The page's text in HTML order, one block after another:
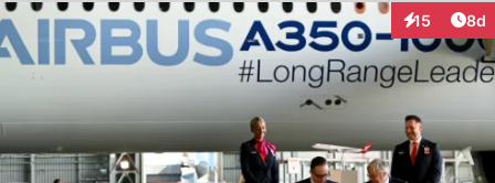
15
Interaktionen
8d